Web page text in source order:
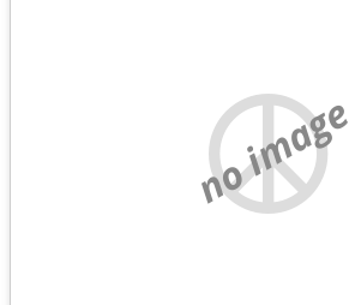
no image